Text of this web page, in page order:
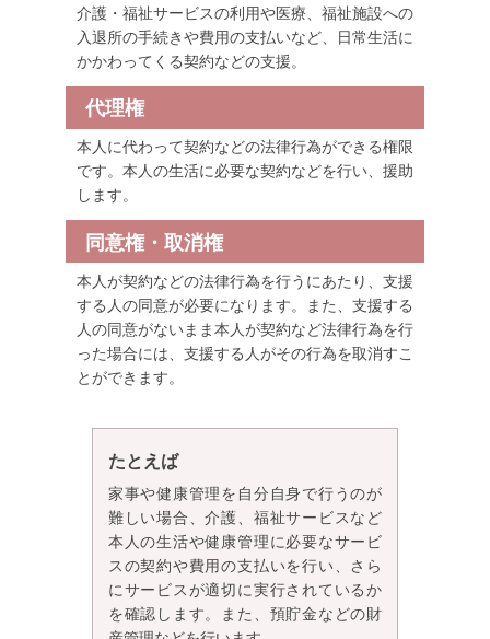
介護・福祉サービスの利用や医療、福祉施設への
入退所の手続きや費用の支払いなど、日常生活に
かかわってくる契約などの支援。
代理権
本人に代わって契約などの法律行為ができる権限
です。本人の生活に必要な契約などを行い、援助
します。
同意権・取消権
本人が契約などの法律行為を行うにあたり、支援
する人の同意が必要になります。また、支援する
人の同意がないまま本人が契約など法律行為を行
った場合には、支援する人がその行為を取消すこ
とができます。
たとえば
家事や健康管理を自分自身で行うのが
難しい場合、介護、福祉サービスなど
本人の生活や健康管理に必要なサービ
スの契約や費用の支払いを行い、さら
にサービスが適切に実行されているか
を確認します。また、預貯金などの財